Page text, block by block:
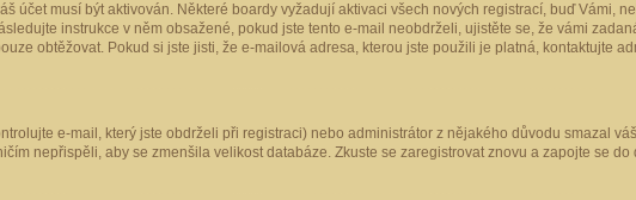
účet musí být aktivován. Některé boardy vyžadují aktivaci všech nových registrací, buď Vámi,
instrukce v něm obsažené, pokud jste tento e-mail neobdrželi, ujistěte se, že vámi
obtěžovat. Pokud si jste jisti, že e-mailová adresa, kterou jste použili je platná, kontaktujte
e-mail, který jste obdrželi při registraci) nebo administrátor z nějakého důvodu smazal
nepřispěli, aby se zmenšila velikost databáze. Zkuste se zaregistrovat znovu a zapojte se do